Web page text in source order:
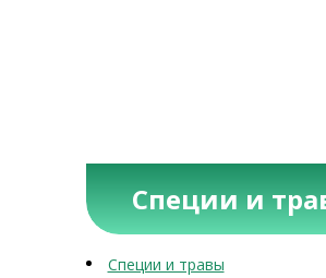
Специи и
Специи и травы